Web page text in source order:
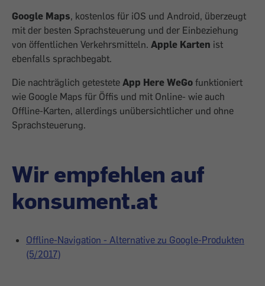
Google Maps, kostenlos für iOS und Android, überzeugt
mit der besten Sprachsteuerung und der Einbeziehung
von öffentlichen Verkehrsmitteln. Apple Karten ist
ebenfalls sprachbegabt.
Die nachträglich getestete App Here WeGo funktioniert
wie Google Maps für Öffis und mit Online- wie auch
Offline-Karten, allerdings unübersichtlicher und ohne
Sprachsteuerung.
Wir empfehlen auf
konsument.at
Offline-Navigation - Alternative zu Google-Produkten
(5/2017)